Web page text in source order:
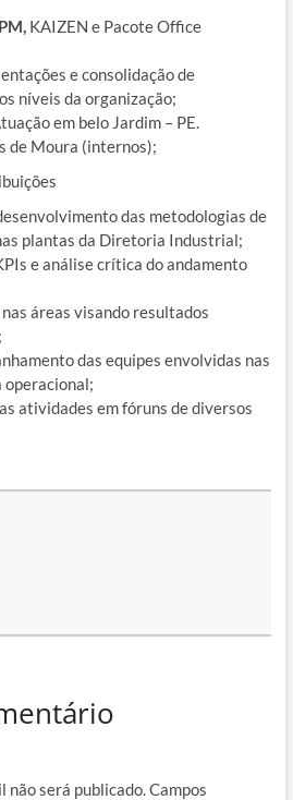
KAIZEN e Pacote Office
e consolidação de
níveis da organização;
em belo Jardim – PE.
de Moura (internos);
das metodologias de
plantas da Diretoria Industrial;
e análise crítica do andamento
áreas visando resultados
das equipes envolvidas nas
operacional;
atividades em fóruns de diversos
não será publicado.Campos